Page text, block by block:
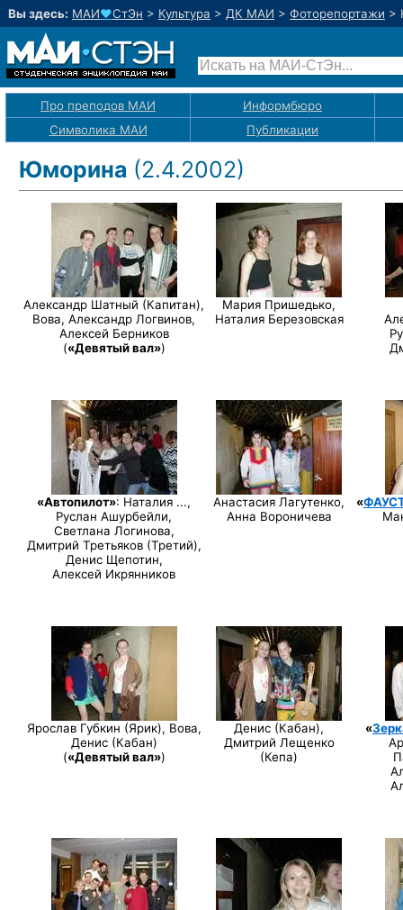
Вы здесь: МАИ♥СтЭн > Культура > ДК МАИ > Фоторепортажи >
Про преподов МАИ
Информбюро
Символика МАИ
Публикации
Юморина (2.4.2002)
Александр Шатный (Капитан),
Вова, Александр Логвинов,
Алексей Берников
(«Девятый вал»)
Мария Пришедько,
Наталия Березовская
«Автопилот»: Наталия ...,
Руслан Ашурбейли,
Светлана Логинова,
Дмитрий Третьяков (Третий),
Денис Щепотин,
Алексей Икрянников
Анастасия Лагутенко,
Анна Вороничева
«
Ярослав Губкин (Ярик), Вова,
Денис (Кабан)
(«Девятый вал»)
Денис (Кабан),
Дмитрий Лещенко
(Кепа)
«